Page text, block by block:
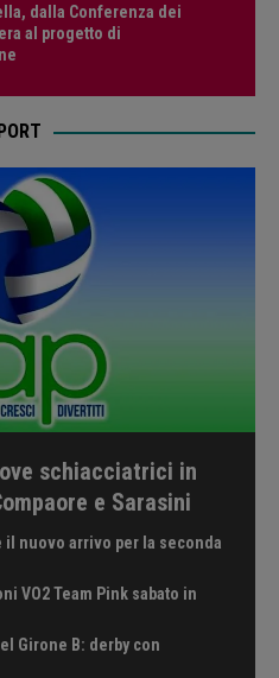
dalla Conferenza dei
al progetto di
schiacciatrici in
e Sarasini
il nuovo arrivo per la seconda
VO2 Team Pink sabato in
Girone B: derby con